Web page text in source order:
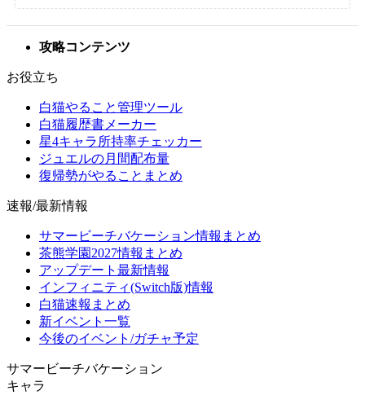
攻略コンテンツ
お役立ち
白猫やること管理ツール
白猫履歴書メーカー
星4キャラ所持率チェッカー
ジュエルの月間配布量
復帰勢がやることまとめ
速報/最新情報
サマービーチバケーション情報まとめ
茶熊学園2027情報まとめ
アップデート最新情報
インフィニティ(Switch版)情報
白猫速報まとめ
新イベント一覧
今後のイベント/ガチャ予定
サマービーチバケーション
キャラ